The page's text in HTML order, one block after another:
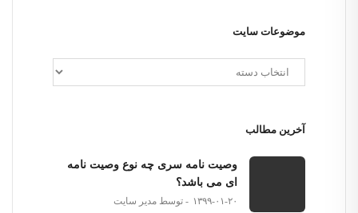
موضوعات سایت
آخرین مطالب
وصیت نامه سری چه نوع وصیت نامه
ای می باشد؟
۱۳۹۹-۰۱-۲۰ توسط مدیر سایت